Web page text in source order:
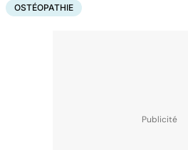
OSTÉOPATHIE